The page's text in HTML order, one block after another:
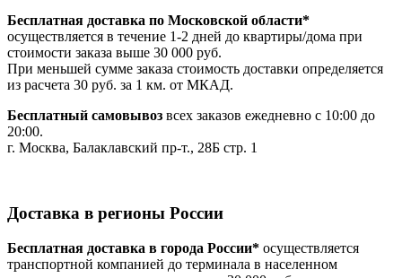
Бесплатная доставка по Московской области*
осуществляется в течение 1-2 дней до квартиры/дома при
стоимости заказа выше 30 000 руб.
При меньшей сумме заказа стоимость доставки определяется
из расчета 30 руб. за 1 км. от МКАД.
Бесплатный самовывоз всех заказов ежедневно с 10:00 до
20:00.
г. Москва, Балаклавский пр-т., 28Б стр. 1
Доставка в регионы России
Бесплатная доставка в города России* осуществляется
транспортной компанией до терминала в населенном